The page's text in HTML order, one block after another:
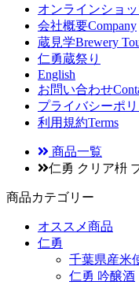
オンラインショ
会社概要Company
蔵見学Brewery
仁勇蔵祭り
English
お問い合わせ
プライバシーポ
利用規約Terms
商品一覧
仁勇 クリア枡
商品カテゴリー
オススメ商品
仁勇
千葉県産米
仁勇 吟醸酒